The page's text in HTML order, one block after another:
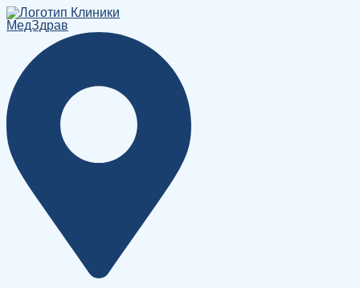
Перейти
к
содержимому